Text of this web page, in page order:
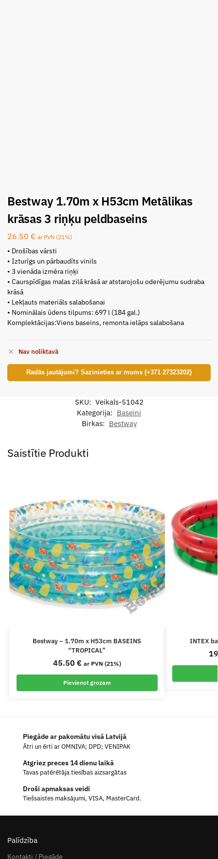
Bestway 1.70m x H53cm Metālikas
krāsas 3 riņķu peldbaseins
26.50 € ar PVN (21%)
• Drošības vārsti
• Izturīgs un pārbaudīts vinils
• 3 vienāda izmēra riņķi
• Caurspīdīgas malas zilā krāsā ar atstarojošu oderējumu sudraba
krāsā
• Lekļauts materiāls salabošanai
• Nominālais ūdens tilpums: 697 l (184 gal.)
Komplektācijas:Viens baseins, remonta ielāps salabošana
Nav noliktavā
Radās jautājumi? Sazinieties ar mums (+371 27323202)
SKU: Veikals-51042
Kategorija: Baseini
Birkas: Bestway
Saistītie Produkti
Bestway – 1.70m x H53cm BASEINS
“TROPICAL”
45.50 € ar PVN (21%)
Pievienot grozam
INTEX
Piegāde ar pakomātu visā Latvijā
Ātri un ērti ar OMNIVA; DPD; VENIPAK
Atgriez preces 14 dienu laikā
Tavas patērētāja tiesības aizsargātas
Droši apmaksas veidi
Tiešsaistes maksājumi, VISA, MasterCard.
Palīdzība
Kontakti / Piegāde